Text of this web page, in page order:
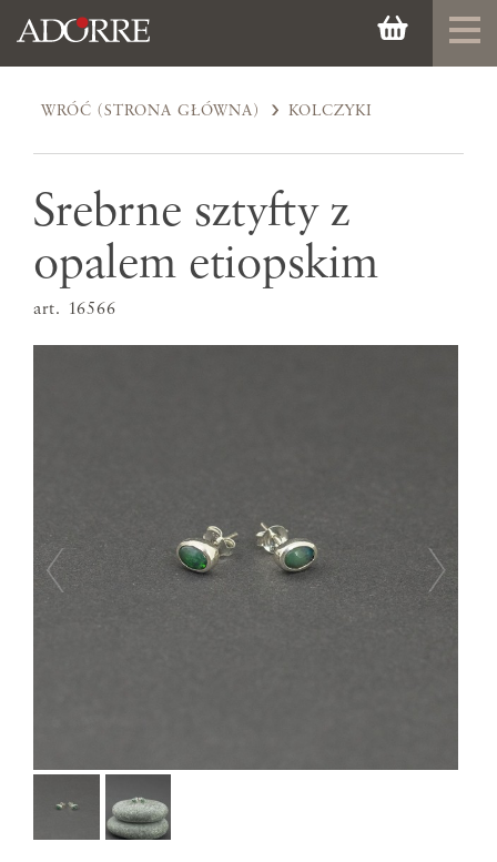
WRÓĆ (STRONA GŁÓWNA) KOLCZYKI
Srebrne sztyfty z
opalem etiopskim
art. 16566